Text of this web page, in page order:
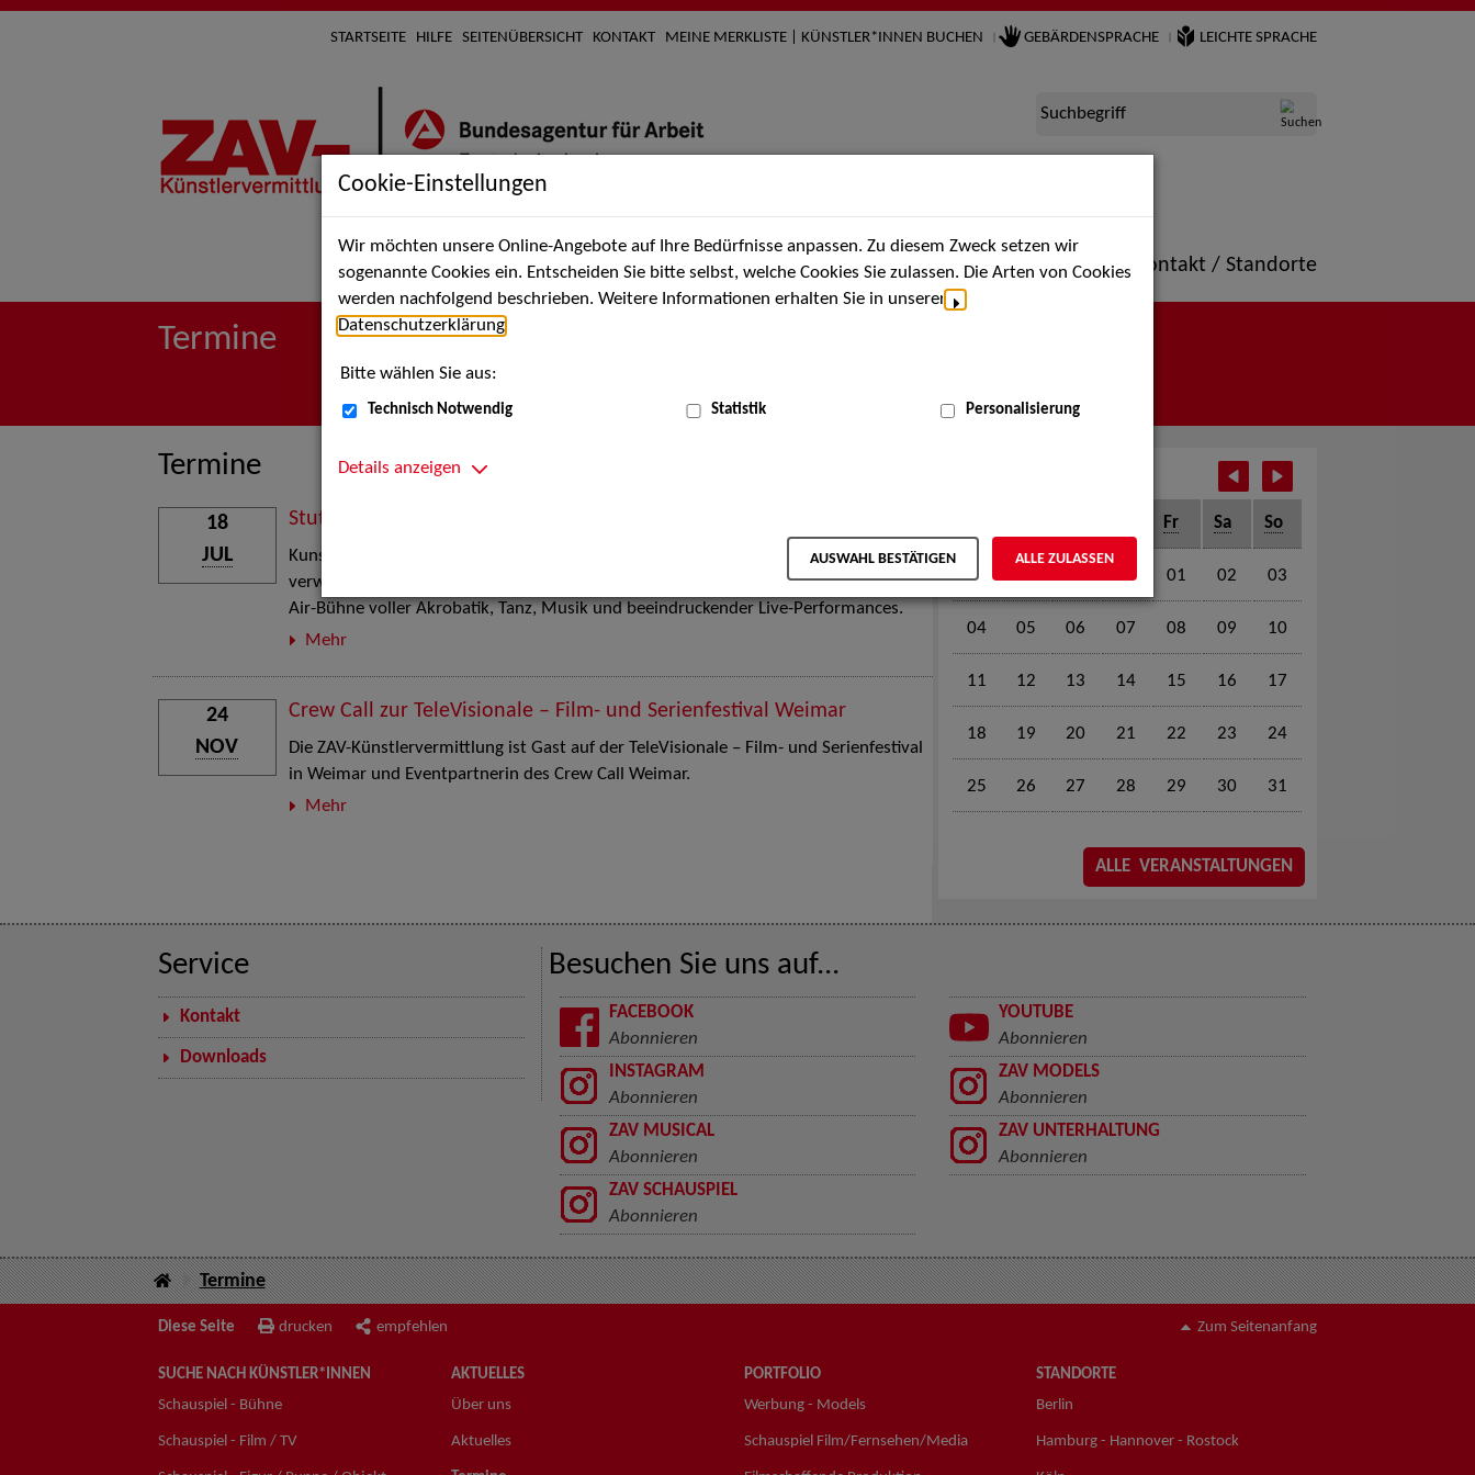
STARTSEITE HILFE SEITENÜBERSICHT KONTAKT MEINE MERKLISTE | KÜNSTLER*INNEN BUCHEN GEBÄRDENSPRACHE LEICHTE SPRACHE
Suchbegriff
Suche nach Künstler*innen Über uns Aktuelles Termine Portfolio Kontakt / Standorte
Termine
Termine
Stuttgart Street Art
Kunst, Live-Acts und Aktionen für Kinder und Familien. Die Stuttgart Street Art
verwandelt den Schlossplatz am 18. Juli 2026 von12 bis 18 Uhr in eine große Open-
Air-Bühne voller Akrobatik, Tanz, Musik und beeindruckender Live-Performances.
Mehr
18
JUL
Crew Call zur TeleVisionale – Film- und Serienfestival Weimar
Die ZAV-Künstlervermittlung ist Gast auf der TeleVisionale – Film- und Serienfestival
in Weimar und Eventpartnerin des Crew Call Weimar.
Mehr
24
NOV
Fr Sa So
01 02 03
04 05 06 07 08 09 10
11 12 13 14 15 16 17
18 19 20 21 22 23 24
25 26 27 28 29 30 31
ALLE VERANSTALTUNGEN
Service
Kontakt
Downloads
Besuchen Sie uns auf...
FACEBOOK
Abonnieren
YOUTUBE
Abonnieren
INSTAGRAM
Abonnieren
ZAV MODELS
Abonnieren
ZAV MUSICAL
Abonnieren
ZAV UNTERHALTUNG
Abonnieren
ZAV SCHAUSPIEL
Abonnieren
Termine
Diese Seite drucken empfehlen Zum Seitenanfang
SUCHE NACH KÜNSTLER*INNEN
Schauspiel - Bühne
Schauspiel - Film / TV
AKTUELLES
Über uns
Aktuelles
PORTFOLIO
Werbung - Models
Schauspiel Film/Fernsehen/Media
STANDORTE
Berlin
Hamburg - Hannover - Rostock
Cookie-Einstellungen
Wir möchten unsere Online-Angebote auf Ihre Bedürfnisse anpassen. Zu diesem Zweck setzen wir
sogenannte Cookies ein. Entscheiden Sie bitte selbst, welche Cookies Sie zulassen. Die Arten von Cookies
werden nachfolgend beschrieben. Weitere Informationen erhalten Sie in unserer
Datenschutzerklärung
Bitte wählen Sie aus:
Technisch Notwendig Statistik Personalisierung
Details anzeigen
AUSWAHL BESTÄTIGEN ALLE ZULASSEN